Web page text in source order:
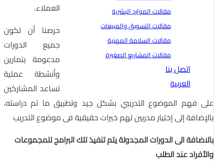
مقالات الموارد البشرية
مقالات التسويق والمبيعات
مقالات السلامة المهنية
مقالات المشاريع الصغيرة
اتصل بنا
العربية
العملاء.
حرصنا أن تكون
جميع الدورات
مدعومة بتمارين
وأنشطة عملية
تساعد المشاركين
على فهم الموضوع التدريبي بشكل جيد وتطبيق ما تم دراسته،
بالإضافة إلى إختيار مدربين لهم خبرات حقيقية فى موضوع التدريب
بالاضافة الى الدورات المجدولة يتم تنفيذ تلك البرامج للمجموعات
والأفراد عند الطلب